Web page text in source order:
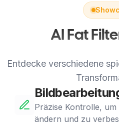
AI Fat
Entdecke verschiedene
Präzise Kontrolle, um
ändern und zu